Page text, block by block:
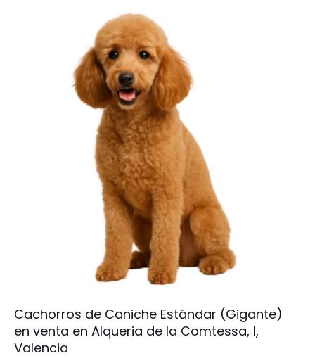
Cachorros de Caniche Estándar (Gigante)
en venta en Alqueria de la Comtessa, l,
Valencia